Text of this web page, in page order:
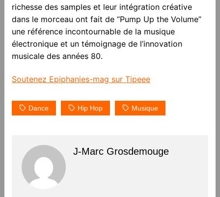
richesse des samples et leur intégration créative
dans le morceau ont fait de “Pump Up the Volume”
une référence incontournable de la musique
électronique et un témoignage de l’innovation
musicale des années 80.
Soutenez Epiphanies-mag sur Tipeee
Dance Hip Hop Musique
J-Marc Grosdemouge